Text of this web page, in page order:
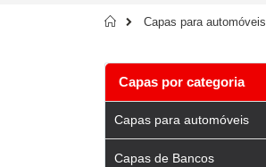
InícioCapas para automóveis
Capas por categoria
Capas para automóveis
Capas de Bancos